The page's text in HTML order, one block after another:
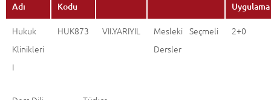
Adı
Kodu
Uygulama
Hukuk
Klinikleri
I
HUK873 VII.YARIYIL
Mesleki Seçmeli
Dersler
2+0